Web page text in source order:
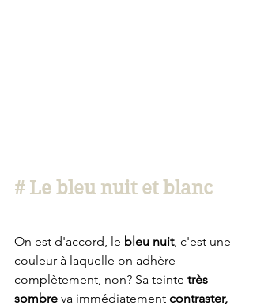
# Le bleu nuit et blanc
On est d'accord, le bleu nuit, c'est une
couleur à laquelle on adhère
complètement, non? Sa teinte très
sombre va immédiatement contraster,